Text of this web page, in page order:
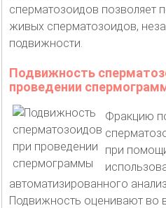
сперматозоидов позволяет
живых сперматозоидов,
подвижности.
Подвижность
проведении
Фракцию
при
автоматизированного
Подвижность оценивают во